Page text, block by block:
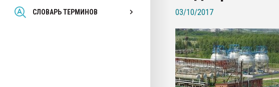
СЛОВАРЬ ТЕРМИНОВ
Всё, что касается выдува ПЭТ
бутылок
ПЕРЕЙТИ НА ФОРУМ
03/10/2017